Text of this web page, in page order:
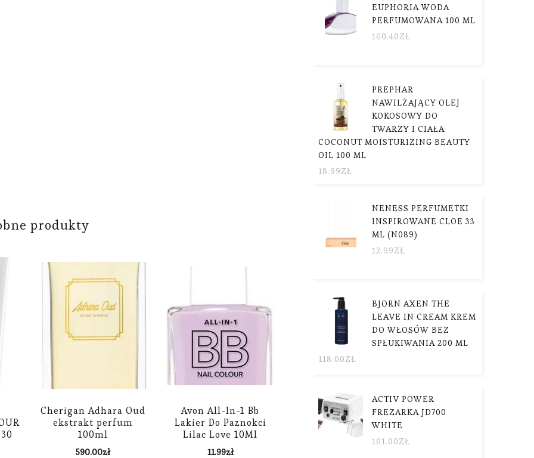
produkty
Cherigan Adhara Oud
ekstrakt perfum
100ml
590.00zł
Avon All-In-1 Bb
Lakier Do Paznokci
Lilac Love 10Ml
11.99zł
EUPHORIA WODA
PERFUMOWANA 100 ML
160.40ZŁ
PREPHAR
NAWILŻAJĄCY OLEJ
KOKOSOWY DO
TWARZY I CIAŁA
COCONUT MOISTURIZING BEAUTY
OIL 100 ML
18.99ZŁ
NENESS PERFUMETKI
INSPIROWANE CLOE 33
ML (N089)
12.99ZŁ
BJORN AXEN THE
LEAVE IN CREAM KREM
DO WŁOSÓW BEZ
SPŁUKIWANIA 200 ML
118.00ZŁ
ACTIV POWER
FREZARKA JD700
WHITE
161.00ZŁ